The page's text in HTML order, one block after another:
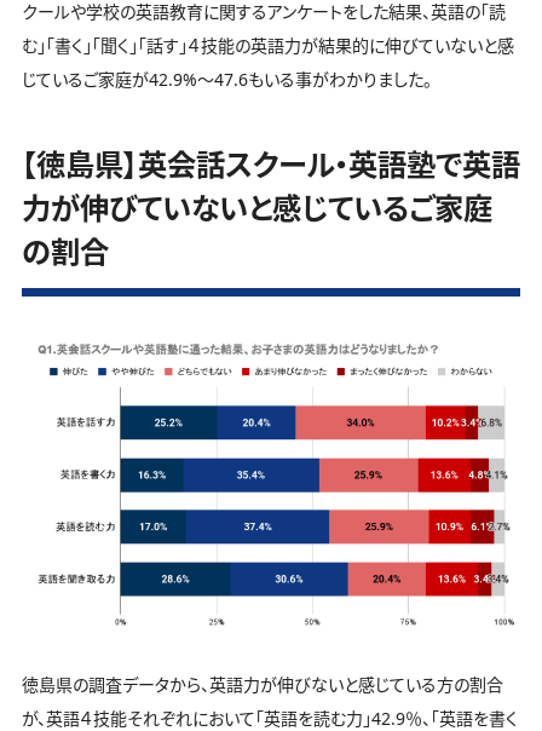
クールや学校の英語教育に関するアンケートをした結果、英語の「読
む」「書く」「聞く」「話す」４技能の英語力が結果的に伸びていないと感
じているご家庭が42.9%～47.6もいる事がわかりました。
【徳島県】英会話スクール・英語塾で英語
力が伸びていないと感じているご家庭
の割合
徳島県の調査データから、英語力が伸びないと感じている方の割合
が、英語４技能それぞれにおいて「英語を読む力」42.9％、「英語を書く